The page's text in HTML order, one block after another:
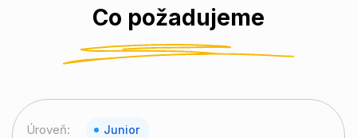
Co požadujeme
Úroveň: Junior